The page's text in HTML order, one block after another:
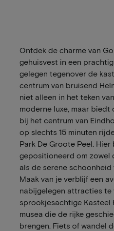
Ontdek de charme van
gehuisvest in een
gelegen tegenover de
centrum van bruisend
niet alleen in het teken
moderne luxe, maar
bij het centrum van
op slechts 15 minuten
Park De Groote Peel.
gepositioneerd om zowel
als de serene schoonheid
Maak van je verblijf een
nabijgelegen attracties te
sprookjesachtige Kasteel
musea die de rijke
brengen. Fiets of wandel